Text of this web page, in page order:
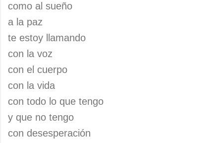
como al sueño
a la paz
te estoy llamando
con la voz
con el cuerpo
con la vida
con todo lo que tengo
y que no tengo
con desesperación